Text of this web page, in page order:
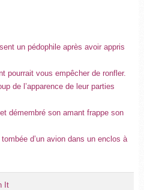
un pédophile après avoir appris
pourrait vous empêcher de ronfler.
de l’apparence de leur parties
démembré son amant frappe son
tombée d’un avion dans un enclos à
It